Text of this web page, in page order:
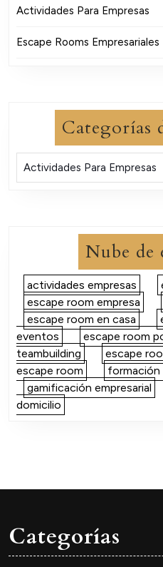
Actividades Para Empresas
Escape Rooms Empresariales
Categorías
Nube de
actividades empresas
escape room empresa
escape room en casa
eventos
escape room
teambuilding
escape
escape room
formación
gamificación empresarial
domicilio
Categorías